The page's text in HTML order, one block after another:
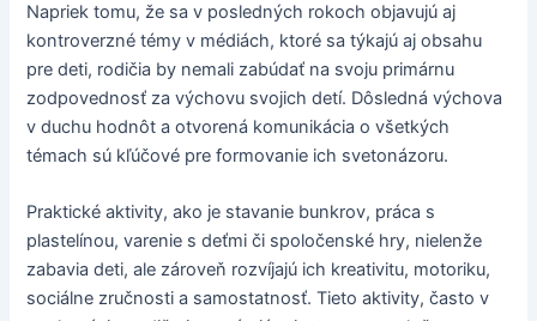
Napriek tomu, že sa v posledných rokoch objavujú aj
kontroverzné témy v médiách, ktoré sa týkajú aj obsahu
pre deti, rodičia by nemali zabúdať na svoju primárnu
zodpovednosť za výchovu svojich detí. Dôsledná výchova
v duchu hodnôt a otvorená komunikácia o všetkých
témach sú kľúčové pre formovanie ich svetonázoru.
Praktické aktivity, ako je stavanie bunkrov, práca s
plastelínou, varenie s deťmi či spoločenské hry, nielenže
zabavia deti, ale zároveň rozvíjajú ich kreativitu, motoriku,
sociálne zručnosti a samostatnosť. Tieto aktivity, často v